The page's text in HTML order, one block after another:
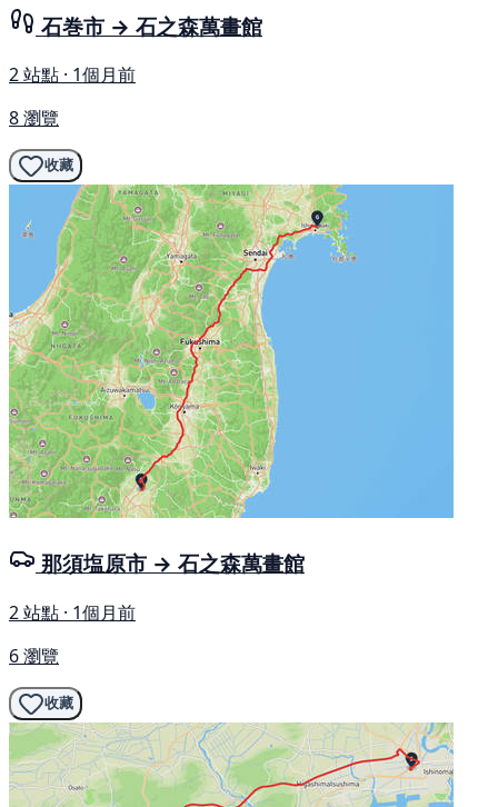
石巻市 → 石之森萬畫館
2 站點 · 1個月前
8 瀏覽
收藏
那須塩原市 → 石之森萬畫館
2 站點 · 1個月前
6 瀏覽
收藏